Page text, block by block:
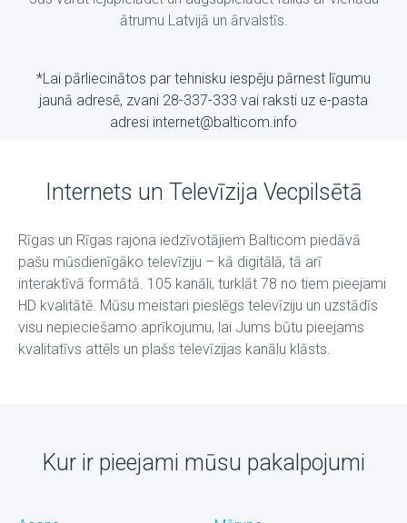
ātrumu Latvijā un ārvalstīs.
*Lai pārliecinātos par tehnisku iespēju pārnest līgumu
jaunā adresē, zvani 28-337-333 vai raksti uz е-pasta
adresi internet@balticom.info
Internets un Televīzija Vecpilsētā
Rīgas un Rīgas rajona iedzīvotājiem Balticom piedāvā
pašu mūsdienīgāko televīziju – kā digitālā, tā arī
interaktīvā formātā. 105 kanāli, turklāt 78 no tiem pieejami
HD kvalitātē. Mūsu meistari pieslēgs televīziju un uzstādīs
visu nepieciešamo aprīkojumu, lai Jums būtu pieejams
kvalitatīvs attēls un plašs televīzijas kanālu klāsts.
Kur ir pieejami mūsu pakalpojumi